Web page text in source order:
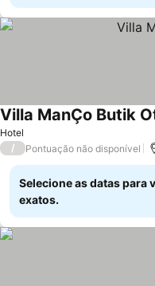
Hotel
Villa ManÇo Butik
/ Pontuação não disponível
Selecione as datas para
exatos.